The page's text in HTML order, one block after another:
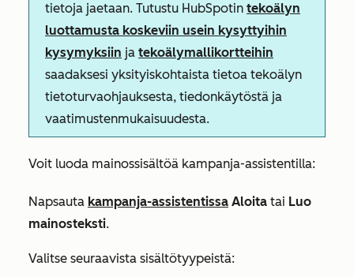
tietoja jaetaan. Tutustu HubSpotin tekoälyn
luottamusta koskeviin usein kysyttyihin
kysymyksiin ja tekoälymallikortteihin
saadaksesi yksityiskohtaista tietoa tekoälyn
tietoturvaohjauksesta, tiedonkäytöstä ja
vaatimustenmukaisuudesta.
Voit luoda mainossisältöä kampanja-assistentilla:
Napsauta kampanja-assistentissa Aloita tai Luo
mainosteksti.
Valitse seuraavista sisältötyypeistä: